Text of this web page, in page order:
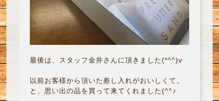
最後は、スタッフ金井さんに頂きました(*^^)v
以前お客様から頂いた差し入れがおいしくて。
と、思い出の品を買って来てくれました(^^♪